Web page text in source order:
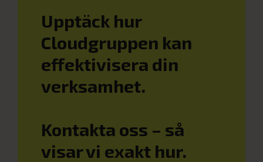
Upptäck hur
Cloudgruppen kan
effektivisera din
verksamhet.
Kontakta oss – så
visar vi exakt hur.